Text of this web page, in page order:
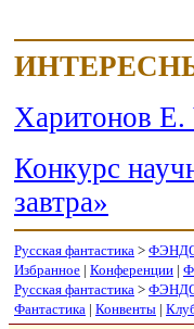
Конкурс
завтра»
Русская фантастика >
Избранное | Конференции |
Русская фантастика >
Фантастика | Конвенты |